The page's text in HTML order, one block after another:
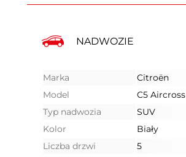
NADWOZIE
Marka
Citroën
Model
C5 Aircross
Typ nadwozia
SUV
Kolor
Biały
Liczba drzwi
5